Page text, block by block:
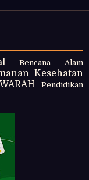
Bencana Alam
Kesehatan
Pendidikan